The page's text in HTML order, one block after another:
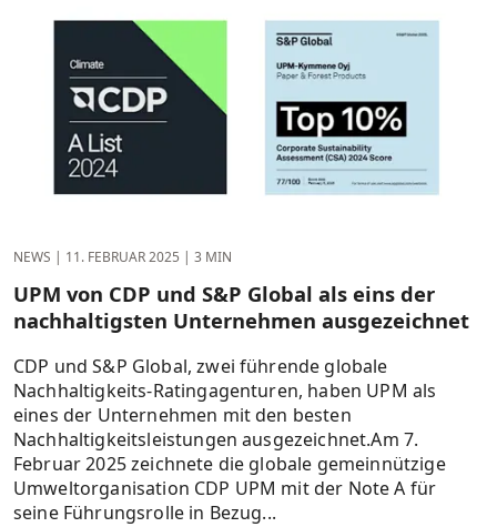
NEWS | 11. FEBRUAR 2025 | 3 MIN
UPM von CDP und S&P Global als eins der
nachhaltigsten Unternehmen ausgezeichnet
CDP und S&P Global, zwei führende globale
Nachhaltigkeits-Ratingagenturen, haben UPM als
eines der Unternehmen mit den besten
Nachhaltigkeitsleistungen ausgezeichnet.Am 7.
Februar 2025 zeichnete die globale gemeinnützige
Umweltorganisation CDP UPM mit der Note A für
seine Führungsrolle in Bezug...